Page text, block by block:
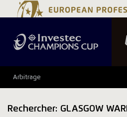
Arbitrage
Rechercher: GLASGOW